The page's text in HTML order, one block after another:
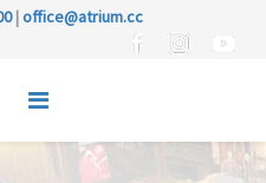
|office@atrium.cc